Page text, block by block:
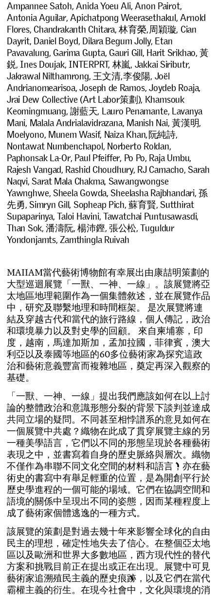
Ampannee Satoh, Anida Yoeu Ali, Anon Pairot,
Antonia Aguilar, Apichatpong Weerasethakul, Arnold
Flores, Chandrakanth Chitara, 林育榮,周穎璇, Cian
Dayrit, Daniel Boyd, Dilara Begum Jolly, Etan
Pavavalung, Garima Gupta, Gauri Gill, Harit Srikhao, 黃
鋭, Ines Doujak, INTERPRT, 林嵐, Jakkai Siributr,
Jakrawal Nilthamrong, 王文清,李俊陽, Joël
Andrianomearisoa, Joseph de Ramos, Joydeb Roaja,
Jrai Dew Collective (Art Labor策劃), Khamsouk
Keomingmuang, 謝藍天, Lauro Penamante, Lavanya
Mani, Malala Andrialavidrazana, Manish Nai, 黃漢明,
Moelyono, Munem Wasif, Naiza Khan,阮純詩,
Nontawat Numbenchapol, Norberto Roldan,
Paphonsak La-Or, Paul Pfeiffer, Po Po, Raja Umbu,
Rajesh Vangad, Rashid Choudhury, RJ Camacho, Sarah
Naqvi, Sarat Mala Chakma, Sawangwongse
Yawnghwe, Sheela Gowda, Sheelasha Rajbhandari, 孫
先勇, Simryn Gill, Sopheap Pich, 蘇育賢, Sutthirat
Supaparinya, Taloi Havini, Tawatchai Puntusawasdi,
Than Sok, 潘濤阮, 楊沛鏗, 張公松, Tuguldur
Yondonjamts, Zamthingla Ruivah
MAIIAM當代藝術博物館有幸展出由康喆明策劃的
大型巡迴展覽 「一獸、 一神、 一線 」 。 該展覽將亞
太地區地理範圍作為一個集體敘述 ， 並在展覽作品
中 ， 研究及聯繫地理和時間框架。 是次展覽將連
結及穿越古代和當代的旅行路線 ， 個人傳記 ， 政治
和環境暴力以及對史學的回顧。 來自柬埔寨 ， 印
度 ， 越南 ， 馬達加斯加 ， 孟加拉國 ， 菲律賓 ， 澳大
利亞以及泰國等地區的60多位藝術家為探究這政
治和藝術意義豐富而複雜地區 ， 奠定再深入觀察的
基礎。
「一獸、 一神、 一線 」 提出我們應該如何在以上討
論的整體政治和意識形態分裂的背景下談判並達成
共同立場的疑問。 不同甚至相悖譜系的意見如何在
一個展覽中共處 ？ 織物在此成了貫穿展覽主線的另
一種美學語言 ， 它們以不同的形態呈現於各種藝術
表現之中 ， 並書寫着自身的歷史脈絡與層次。 織物
不僅作為串聯不同文化空間的材料和語言 ， 亦在藝
術史的書寫中有舉足輕重的位置 ， 是為開創平行於
歷史學進程的一個可能的場域。 它們在協調空間和
語境的關係中呈現出不同的姿態 ， 因而某種程度上
成了藝術家個體逃逸的一種方式。
該展覽的策劃是對過去幾十年來影響全球化的自由
民主的理想 ， 確定性地失去了信心。 在整個亞太地
區以及歐洲和世界大多數地區 ， 西方現代性的替代
方案和挑戰目前正在提出或正在出現。 展覽中可見
藝術家追溯殖民主義的歷史痕跡 ， 以及它們在當代
霸權主義的衍生。 在現今社會中 ， 文化與環境的消